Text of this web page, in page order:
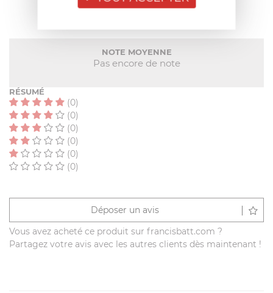
NOTE MOYENNE
Pas encore de note
RÉSUMÉ
(0)
(0)
(0)
(0)
(0)
(0)
Déposer un avis
Vous avez acheté ce produit sur francisbatt.com ?
Partagez votre avis avec les autres clients dès maintenant !